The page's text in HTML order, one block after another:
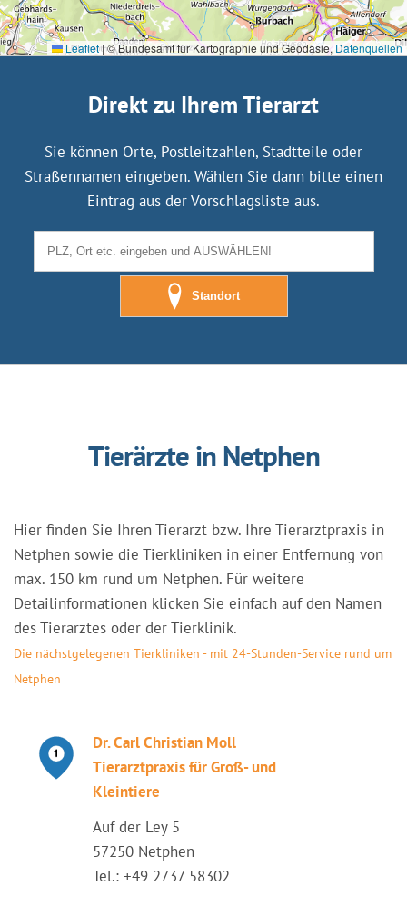
Leaflet|© Bundesamt für Kartographie und Geodäsie,Datenquellen
Direkt zu Ihrem Tierarzt
Sie können Orte, Postleitzahlen, Stadtteile oder
Straßennamen eingeben. Wählen Sie dann bitte einen
Eintrag aus der Vorschlagsliste aus.
Standort
Tierärzte in Netphen
Hier finden Sie Ihren Tierarzt bzw. Ihre Tierarztpraxis in
Netphen sowie die Tierkliniken in einer Entfernung von
max. 150 km rund um Netphen. Für weitere
Detailinformationen klicken Sie einfach auf den Namen
des Tierarztes oder der Tierklinik.
Die nächstgelegenen Tierkliniken - mit 24-Stunden-Service rund um
Netphen
Dr. Carl Christian Moll
Tierarztpraxis für Groß- und
Kleintiere
Auf der Ley 5
57250 Netphen
Tel.: +49 2737 58302